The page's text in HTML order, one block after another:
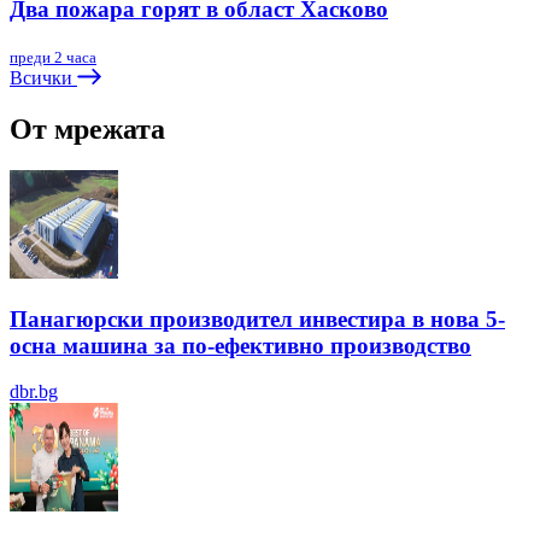
Два пожара горят в област Хасково
преди 2 часа
Всички
От мрежата
Панагюрски производител инвестира в нова 5-
осна машина за по-ефективно производство
dbr.bg